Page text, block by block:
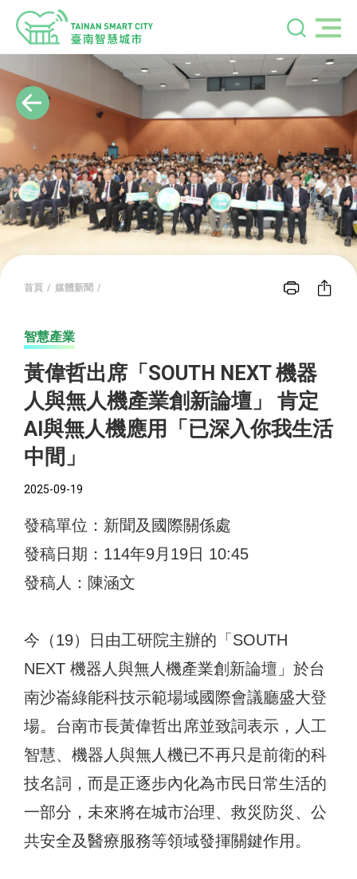
首頁 媒體新聞
智慧產業
黃偉哲出席「SOUTH NEXT 機器
人與無人機產業創新論壇」 肯定
AI與無人機應用「已深入你我生活
中間」
2025-09-19
發稿單位：新聞及國際關係處
發稿日期：114年9月19日 10:45
發稿人：陳涵文
今（19）日由工研院主辦的「SOUTH
NEXT 機器人與無人機產業創新論壇」於台
南沙崙綠能科技示範場域國際會議廳盛大登
場。台南市長黃偉哲出席並致詞表示，人工
智慧、機器人與無人機已不再只是前衛的科
技名詞，而是正逐步內化為市民日常生活的
一部分，未來將在城市治理、救災防災、公
共安全及醫療服務等領域發揮關鍵作用。